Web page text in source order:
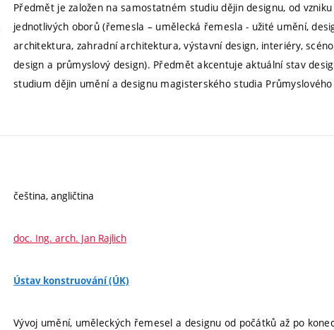
Předmět je založen na samostatném studiu dějin designu, od
jednotlivých oborů (řemesla – umělecká řemesla - užité umění,
architektura, zahradní architektura, výstavní design, interiéry,
design a průmyslový design). Předmět akcentuje aktuální stav
studium dějin umění a designu magisterského studia
čeština, angličtina
doc. Ing. arch. Jan Rajlich
Ústav konstruování (ÚK)
Vývoj umění, uměleckých řemesel a designu od počátků až po